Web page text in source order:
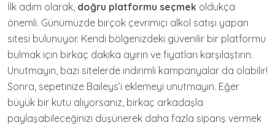
İlk adım olarak, doğru platformu seçmek oldukça
önemli. Günümüzde birçok çevrimiçi alkol satışı yapan
sitesi bulunuyor. Kendi bölgenizdeki güvenilir bir platformu
bulmak için birkaç dakika ayırın ve fiyatları karşılaştırın.
Unutmayın, bazı sitelerde indirimli kampanyalar da olabilir!
Sonra, sepetinize Baileys’i eklemeyi unutmayın. Eğer
büyük bir kutu alıyorsanız, birkaç arkadaşla
paylaşabileceğinizi düşünerek daha fazla sipariş vermek